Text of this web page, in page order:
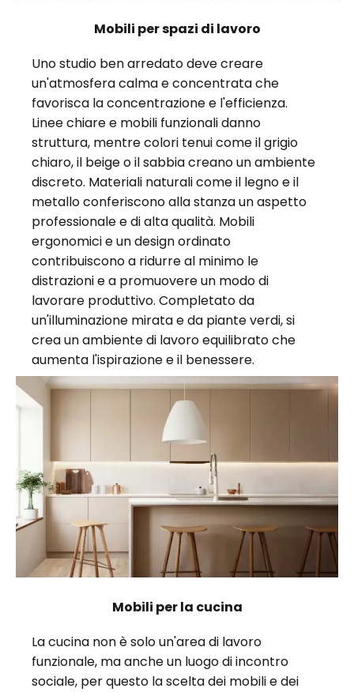
Mobili per spazi di lavoro
Uno studio ben arredato deve creare
un'atmosfera calma e concentrata che
favorisca la concentrazione e l'efficienza.
Linee chiare e mobili funzionali danno
struttura, mentre colori tenui come il grigio
chiaro, il beige o il sabbia creano un ambiente
discreto. Materiali naturali come il legno e il
metallo conferiscono alla stanza un aspetto
professionale e di alta qualità. Mobili
ergonomici e un design ordinato
contribuiscono a ridurre al minimo le
distrazioni e a promuovere un modo di
lavorare produttivo. Completato da
un'illuminazione mirata e da piante verdi, si
crea un ambiente di lavoro equilibrato che
aumenta l'ispirazione e il benessere.
Mobili per la cucina
La cucina non è solo un'area di lavoro
funzionale, ma anche un luogo di incontro
sociale, per questo la scelta dei mobili e dei